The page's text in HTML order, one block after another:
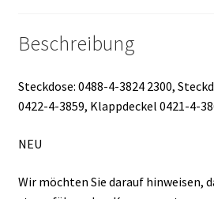
Kombi
Menge
Beschreibung
Steckdose: 0488-4-3824 2300,
0422-4-3859, Klappdeckel 0421-4-
NEU
Wir möchten Sie darauf hinweisen,